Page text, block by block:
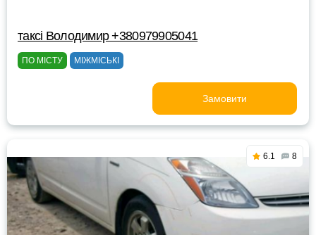
таксі Володимир +380979905041
ПО МІСТУ МІЖМІСЬКІ
Замовити
6.1 8